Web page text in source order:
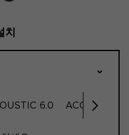
6.0
ACOUSTIC